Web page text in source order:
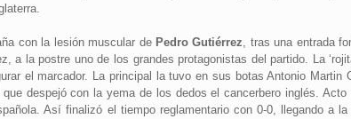
con la lesión muscular de Pedro Gutiérrez, tras una entrada
a la postre uno de los grandes protagonistas del partido. La
el marcador. La principal la tuvo en sus botas Antonio Martin
despejó con la yema de los dedos el cancerbero inglés. Acto
Así finalizó el tiempo reglamentario con 0-0, llegando a